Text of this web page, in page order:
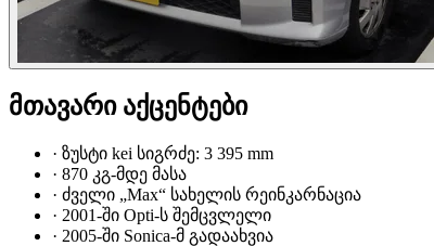
მთავარი აქცენტები
· ზუსტი kei სიგრძე: 3 395 mm
· 870 კგ-მდე მასა
· ძველი „Max“ სახელის რეინკარნაცია
· 2001-ში Opti-ს შემცვლელი
· 2005-ში Sonica-მ გადაახვია